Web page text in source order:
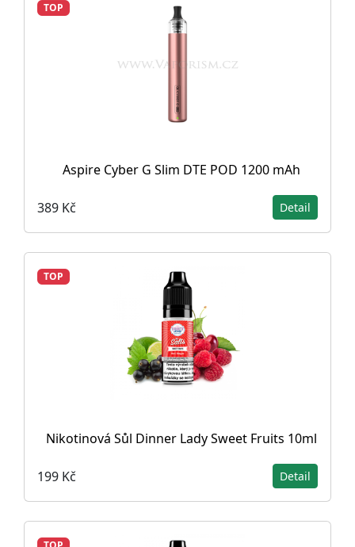
TOP
Aspire Cyber G Slim DTE POD 1200 mAh
389 Kč Detail
TOP
Nikotinová Sůl Dinner Lady Sweet Fruits 10ml
199 Kč Detail